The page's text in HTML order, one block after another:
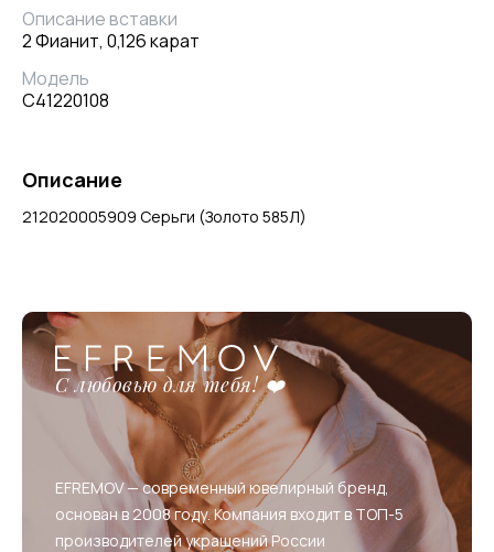
Описание вставки
2 Фианит, 0,126 карат
Модель
С41220108
Описание
212020005909 Серьги (Золото 585Л)
С любовью для тебя! ❤️
EFREMOV — современный ювелирный бренд,
основан в 2008 году. Компания входит в ТОП-5
производителей украшений России